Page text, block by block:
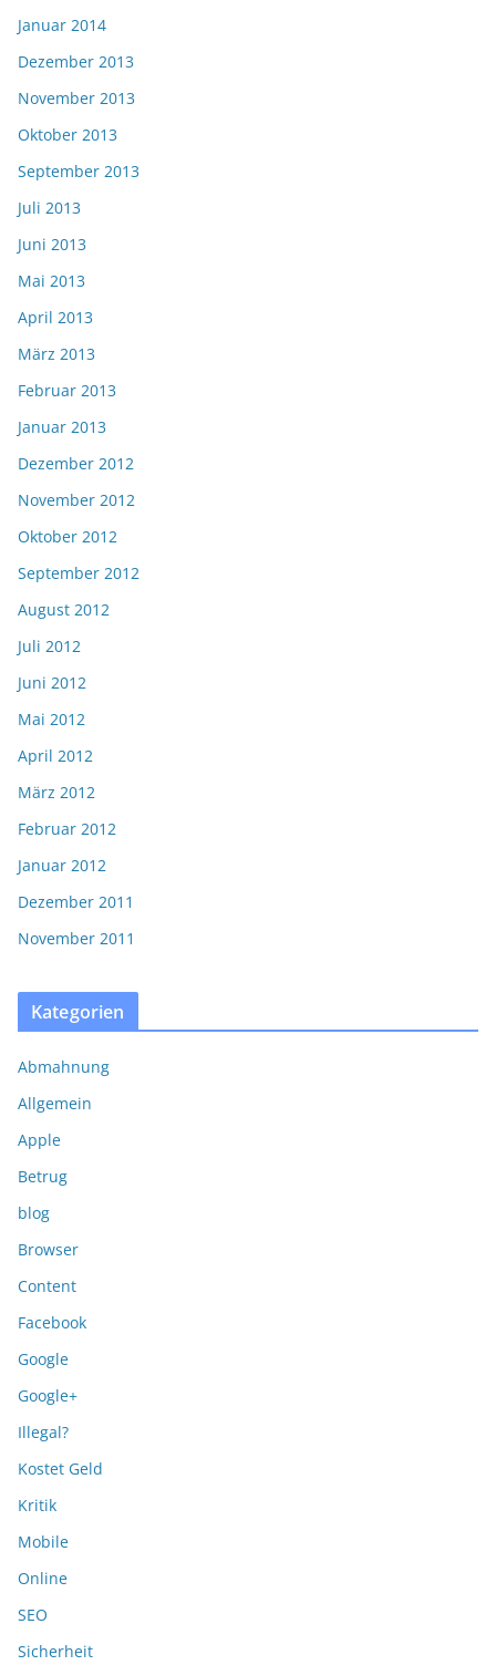
Januar 2014
Dezember 2013
November 2013
Oktober 2013
September 2013
Juli 2013
Juni 2013
Mai 2013
April 2013
März 2013
Februar 2013
Januar 2013
Dezember 2012
November 2012
Oktober 2012
September 2012
August 2012
Juli 2012
Juni 2012
Mai 2012
April 2012
März 2012
Februar 2012
Januar 2012
Dezember 2011
November 2011
Kategorien
Abmahnung
Allgemein
Apple
Betrug
blog
Browser
Content
Facebook
Google
Google+
Illegal?
Kostet Geld
Kritik
Mobile
Online
SEO
Sicherheit